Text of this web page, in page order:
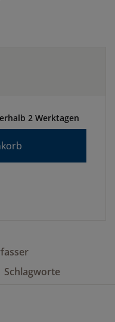
2 Werktagen
Schlagworte